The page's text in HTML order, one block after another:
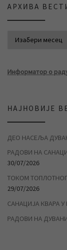
АРХИВА
Информатор о
НАЈНОВИЈЕ
ДЕО НАСЕЉА
РАДОВИ НА
30/07/2026
ТОКОМ
29/07/2026
САНАЦИЈА КВАРА
РАДОВИ НА